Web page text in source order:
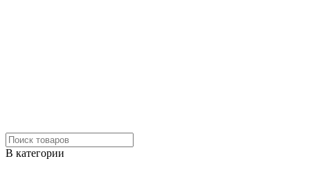
В категории